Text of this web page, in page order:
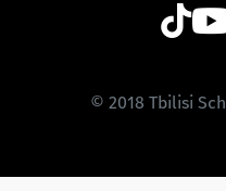
© 2018 Tbilisi